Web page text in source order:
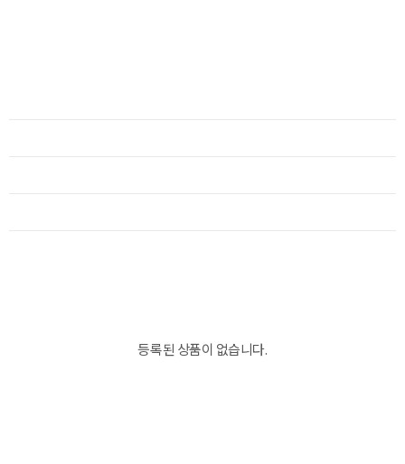
등록된 상품이 없습니다.